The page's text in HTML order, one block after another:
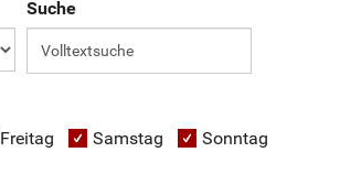
Suche
Freitag Samstag Sonntag